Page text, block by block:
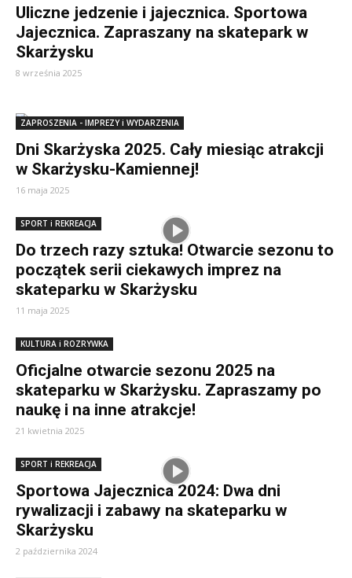
Uliczne jedzenie i jajecznica. Sportowa
Jajecznica. Zapraszany na skatepark w
Skarżysku
8 września 2025
ZAPROSZENIA - IMPREZY i WYDARZENIA
Dni Skarżyska 2025. Cały miesiąc atrakcji
w Skarżysku-Kamiennej!
16 maja 2025
SPORT i REKREACJA
Do trzech razy sztuka! Otwarcie sezonu to
początek serii ciekawych imprez na
skateparku w Skarżysku
11 maja 2025
KULTURA i ROZRYWKA
Oficjalne otwarcie sezonu 2025 na
skateparku w Skarżysku. Zapraszamy po
naukę i na inne atrakcje!
21 kwietnia 2025
SPORT i REKREACJA
Sportowa Jajecznica 2024: Dwa dni
rywalizacji i zabawy na skateparku w
Skarżysku
2 października 2024